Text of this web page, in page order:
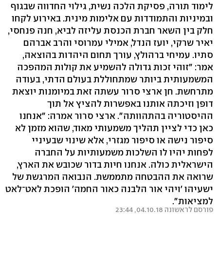
לימוד תורה, פסיקת הלכה נשית, גילוי החדווה שבגוף
ובמיניות והתמודדות עם אלימות מינית. באירוע לקחו
חלק בין השאר חברת הכנסת עליזה לביא, חנה פנחסי,
יאיר שרקי, יועז הנדל, אמילי עמרוסי והרב אברהם
סתיו. עמיחי ברהולץ, עורך תחום היהדות בהוצאה,
אמר: "זוהי זכות גדולה להשמיע את קולות המהפכה
המשמעותית ביותר שמתחוללת בעולם הדתי, בעודה
מתרחשת. חן ארצי סרור עשתה זאת במיומנות יוצאת
דופן וזיכתה אותנו באפשרות להציץ אל תוך
ההיסטוריה בהתהוותה". ארצי סרור אמרה: "אנחנו
כאן כדי לציין תהליך משמעותי מאוד, שהוא מזמן לא
סיפור נישה או סיפור מגזרי, אלא שינוי שבעיניי
לפחות יהיו לו השלכות משמעותיות על החברה
הישראלית כולה. אנחנו חיות בדור שכובש את הארץ,
שרואה את ההבטחה מתממשת. הנבואה המרגשת של
ישעיהו 'ויהי אור הלבנה כאור החמה' הופכת לאט־לאט
למציאות".
פורסם לראשונה 04.10.18, 23:44